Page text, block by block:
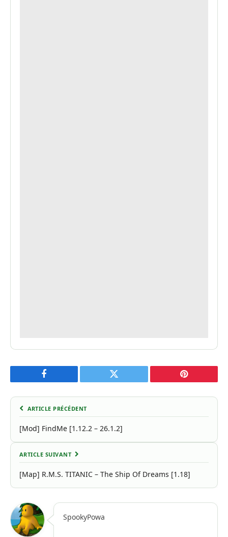
Facebook Twitter Pinterest
ARTICLE PRÉCÉDENT
[Mod] FindMe [1.12.2 – 26.1.2]
ARTICLE SUIVANT
[Map] R.M.S. TITANIC – The Ship Of Dreams [1.18]
SpookyPowa